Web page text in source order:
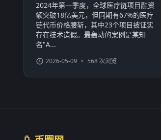
2024年第一季度，全球医疗链项目融资
额突破18亿美元，但同期有67%的医疗
链代币价格腰斩，其中23个项目被证实
存在技术造假。最轰动的案例是某知
名"A...
2026-05-09 • 568 次浏览